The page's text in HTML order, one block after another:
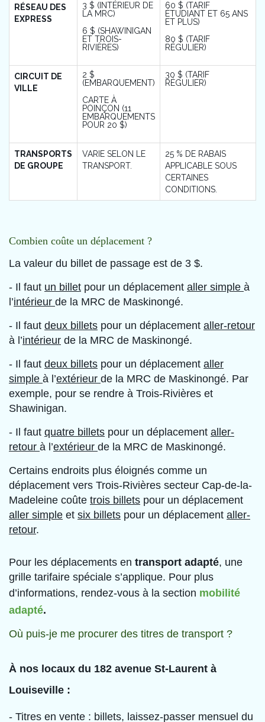
RÉSEAU DES
EXPRESS
3 $ (INTÉRIEUR DE
LA MRC)
6 $ (SHAWINIGAN
ET TROIS-
RIVIÈRES)
60 $ (TARIF
ÉTUDIANT ET 65 ANS
ET PLUS)
80 $ (TARIF
RÉGULIER)
CIRCUIT DE
VILLE
2 $
(EMBARQUEMENT)
CARTE À
POINÇON (11
EMBARQUEMENTS
POUR 20 $)
30 $ (TARIF
RÉGULIER)
TRANSPORTS
DE GROUPE
VARIE SELON LE
TRANSPORT.
25 % DE RABAIS
APPLICABLE SOUS
CERTAINES
CONDITIONS.
Combien coûte un déplacement ?
La valeur du billet de passage est de 3 $.
- Il faut un billet pour un déplacement aller simple à
l’intérieur de la MRC de Maskinongé.
- Il faut deux billets pour un déplacement aller-retour
à l’intérieur de la MRC de Maskinongé.
- Il faut deux billets pour un déplacement aller
simple à l’extérieur de la MRC de Maskinongé. Par
exemple, pour se rendre à Trois-Rivières et
Shawinigan.
- Il faut quatre billets pour un déplacement aller-
retour à l’extérieur de la MRC de Maskinongé.
Certains endroits plus éloignés comme un
déplacement vers Trois-Rivières secteur Cap-de-la-
Madeleine coûte trois billets pour un déplacement
aller simple et six billets pour un déplacement aller-
retour.
Pour les déplacements en transport adapté, une
grille tarifaire spéciale s’applique. Pour plus
d’informations, rendez-vous à la section mobilité
adapté.
Où puis-je me procurer des titres de transport ?
À nos locaux du 182 avenue St-Laurent à
Louiseville :
- Titres en vente : billets, laissez-passer mensuel du